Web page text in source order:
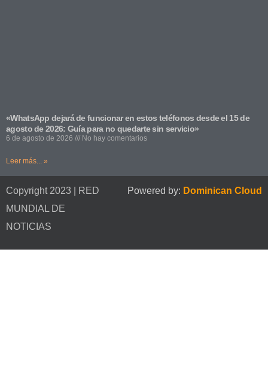
«WhatsApp dejará de funcionar en estos teléfonos desde el 15 de
agosto de 2026: Guía para no quedarte sin servicio»
6 de agosto de 2026 No hay comentarios
Leer más... »
Copyright 2023 | RED
MUNDIAL DE
NOTICIAS
Powered by: Dominican Cloud